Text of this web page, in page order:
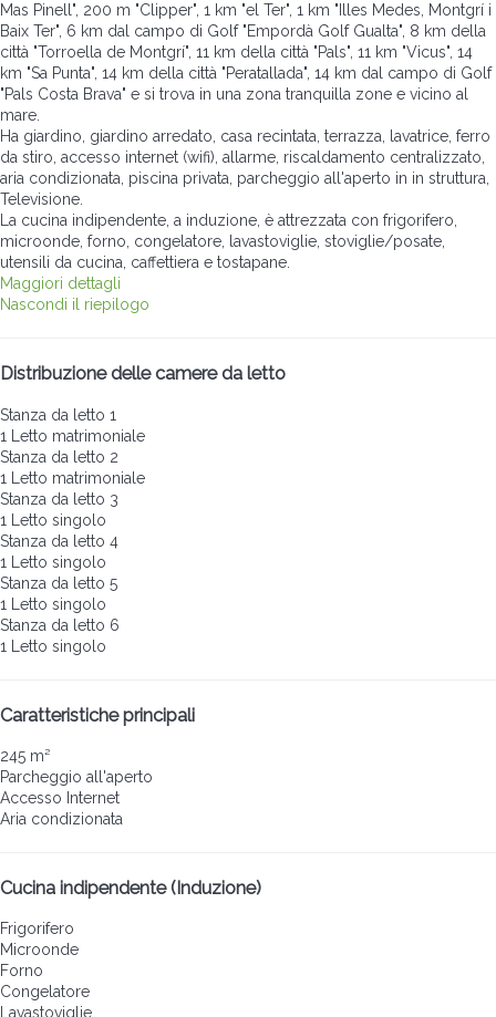
Mas Pinell", 200 m "Clipper", 1 km "el Ter", 1 km "Illes Medes, Montgrí i
Baix Ter", 6 km dal campo di Golf "Empordà Golf Gualta", 8 km della
città "Torroella de Montgrí", 11 km della città "Pals", 11 km "Vicus", 14
km "Sa Punta", 14 km della città "Peratallada", 14 km dal campo di Golf
"Pals Costa Brava" e si trova in una zona tranquilla zone e vicino al
mare.
Ha giardino, giardino arredato, casa recintata, terrazza, lavatrice, ferro
da stiro, accesso internet (wifi), allarme, riscaldamento centralizzato,
aria condizionata, piscina privata, parcheggio all'aperto in in struttura,
Televisione.
La cucina indipendente, a induzione, è attrezzata con frigorifero,
microonde, forno, congelatore, lavastoviglie, stoviglie/posate,
utensili da cucina, caffettiera e tostapane.
Maggiori dettagli
Nascondi il riepilogo
Distribuzione delle camere da letto
Stanza da letto 1
1 Letto matrimoniale
Stanza da letto 2
1 Letto matrimoniale
Stanza da letto 3
1 Letto singolo
Stanza da letto 4
1 Letto singolo
Stanza da letto 5
1 Letto singolo
Stanza da letto 6
1 Letto singolo
Caratteristiche principali
245 m²
Parcheggio all'aperto
Accesso Internet
Aria condizionata
Cucina indipendente (Induzione)
Frigorifero
Microonde
Forno
Congelatore
Lavastoviglie